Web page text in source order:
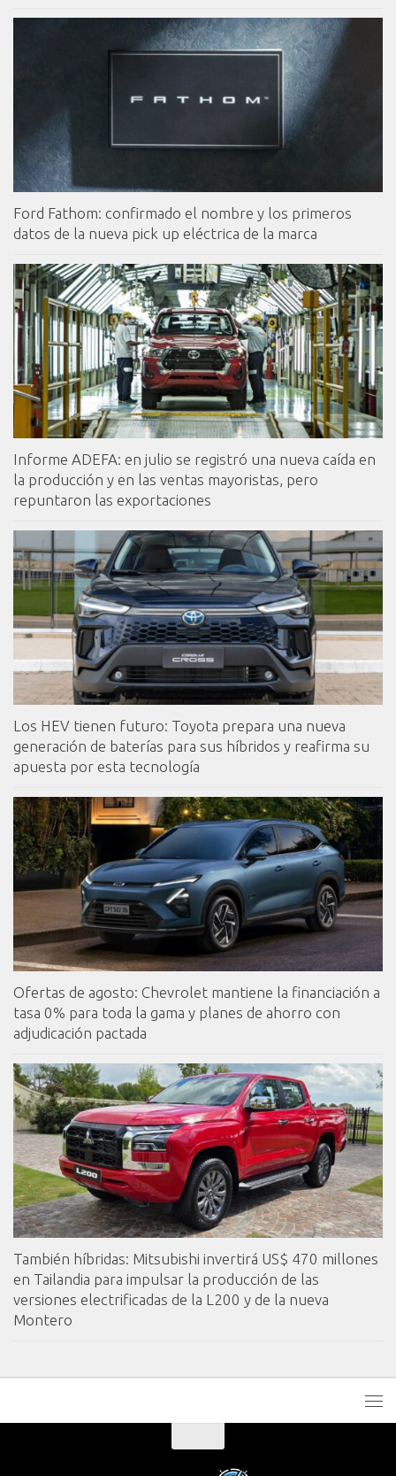
Ford Fathom: confirmado el nombre y los primeros
datos de la nueva pick up eléctrica de la marca
Informe ADEFA: en julio se registró una nueva caída en
la producción y en las ventas mayoristas, pero
repuntaron las exportaciones
Los HEV tienen futuro: Toyota prepara una nueva
generación de baterías para sus híbridos y reafirma su
apuesta por esta tecnología
Ofertas de agosto: Chevrolet mantiene la financiación a
tasa 0% para toda la gama y planes de ahorro con
adjudicación pactada
También híbridas: Mitsubishi invertirá US$ 470 millones
en Tailandia para impulsar la producción de las
versiones electrificadas de la L200 y de la nueva
Montero